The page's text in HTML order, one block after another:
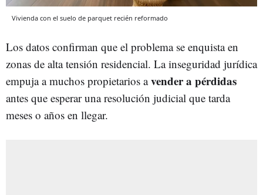
Vivienda con el suelo de parquet recién reformado
Los datos confirman que el problema se enquista en
zonas de alta tensión residencial. La inseguridad jurídica
empuja a muchos propietarios avender a pérdidas
antes que esperar una resolución judicial que tarda
meses o años en llegar.